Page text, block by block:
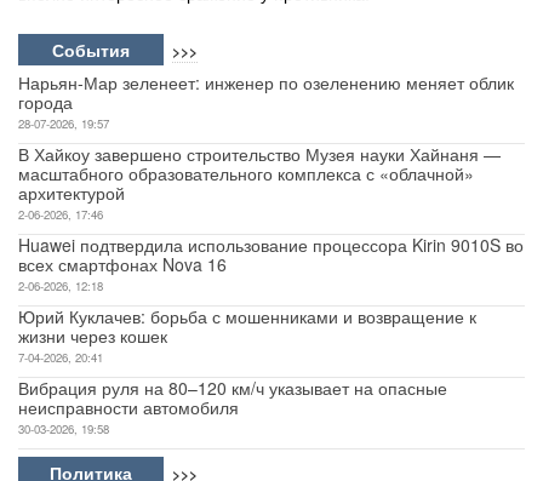
События >>>
Нарьян-Мар зеленеет: инженер по озеленению меняет облик
города
28-07-2026, 19:57
В Хайкоу завершено строительство Музея науки Хайнаня —
масштабного образовательного комплекса с «облачной»
архитектурой
2-06-2026, 17:46
Huawei подтвердила использование процессора Kirin 9010S во
всех смартфонах Nova 16
2-06-2026, 12:18
Юрий Куклачев: борьба с мошенниками и возвращение к
жизни через кошек
7-04-2026, 20:41
Вибрация руля на 80–120 км/ч указывает на опасные
неисправности автомобиля
30-03-2026, 19:58
Политика >>>